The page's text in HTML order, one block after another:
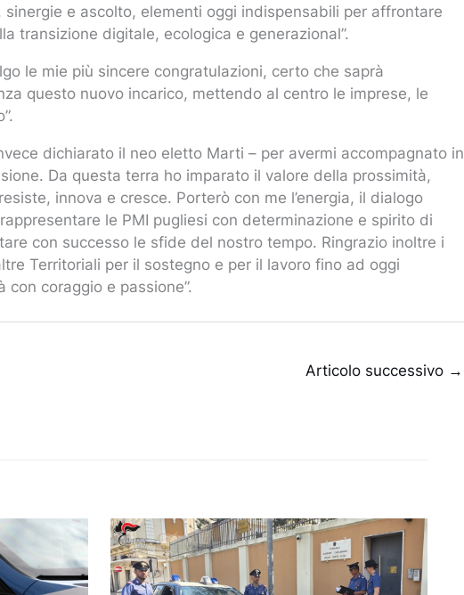
e ascolto, elementi oggi indispensabili per affrontare
transizione digitale, ecologica e generazional”.
le mie più sincere congratulazioni, certo che saprà
questo nuovo incarico, mettendo al centro le imprese, le
dichiarato il neo eletto Marti – per avermi accompagnato in
Da questa terra ho imparato il valore della prossimità,
innova e cresce. Porterò con me l’energia, il dialogo
le PMI pugliesi con determinazione e spirito di
con successo le sfide del nostro tempo. Ringrazio inoltre i
Territoriali per il sostegno e per il lavoro fino ad oggi
coraggio e passione”.
Articolo successivo →